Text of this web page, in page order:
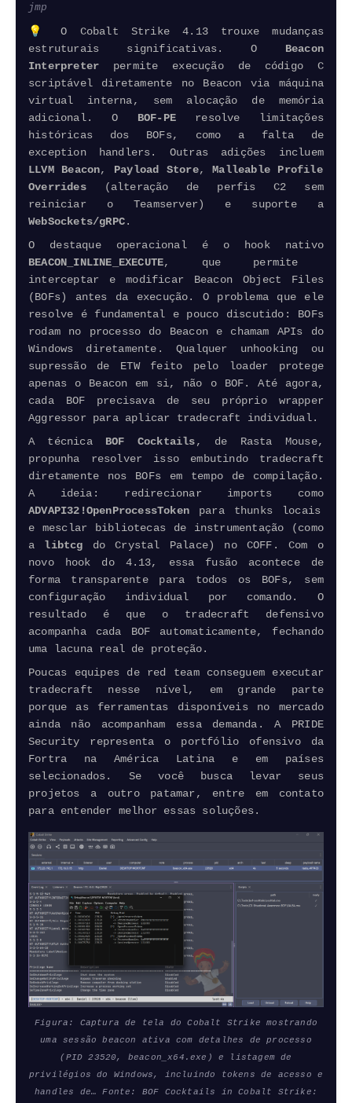
jmp
💡 O Cobalt Strike 4.13 trouxe mudanças
estruturais significativas. O Beacon
Interpreter permite execução de código C
scriptável diretamente no Beacon via máquina
virtual interna, sem alocação de memória
adicional. O BOF-PE resolve limitações
históricas dos BOFs, como a falta de
exception handlers. Outras adições incluem
LLVM Beacon, Payload Store,
Malleable Profile
Overrides
(alteração de perfis C2 sem
reiniciar o Teamserver) e suporte a
WebSockets/gRPC.
O destaque operacional é o hook nativo
BEACON_INLINE_EXECUTE, que permite
interceptar e modificar Beacon Object Files
(BOFs) antes da execução. O problema que ele
resolve é fundamental e pouco discutido: BOFs
rodam no processo do Beacon e chamam APIs do
Windows diretamente. Qualquer unhooking ou
supressão de ETW feito pelo loader protege
apenas o Beacon em si, não o BOF. Até agora,
cada BOF precisava de seu próprio wrapper
Aggressor para aplicar tradecraft individual.
A técnicaBOF Cocktails, de Rasta Mouse,
propunha resolver isso embutindo tradecraft
diretamente nos BOFs em tempo de compilação.
A ideia: redirecionar imports como
ADVAPI32!OpenProcessToken para thunks locais
e mesclar bibliotecas de instrumentação (como
a libtcg do Crystal Palace) no COFF. Com o
novo hook do 4.13, essa fusão acontece de
forma transparente para todos os BOFs, sem
configuração individual por comando. O
resultado é que o tradecraft defensivo
acompanha cada BOF automaticamente, fechando
uma lacuna real de proteção.
Poucas equipes de red team conseguem executar
tradecraft nesse nível, em grande parte
porque as ferramentas disponíveis no mercado
ainda não acompanham essa demanda. A PRIDE
Security representa o portfólio ofensivo da
Fortra na América Latina e em países
selecionados. Se você busca levar seus
projetos a outro patamar, entre em contato
para entender melhor essas soluções.
Figura: Captura de tela do Cobalt Strike mostrando
uma sessão beacon ativa com detalhes de processo
(PID 23520, beacon_x64.exe) e listagem de
privilégios do Windows, incluindo tokens de acesso e
handles de… Fonte: BOF Cocktails in Cobalt Strike: